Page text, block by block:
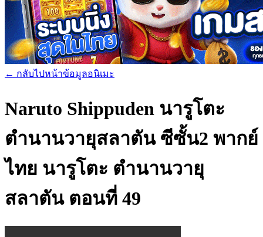
← กลับไปหน้าข้อมูลอนิเมะ
Naruto Shippuden นารูโตะ
ตำนานวายุสลาตัน ซีซั้น2 พากย์
ไทย นารูโตะ ตำนานวายุ
สลาตัน ตอนที่ 49